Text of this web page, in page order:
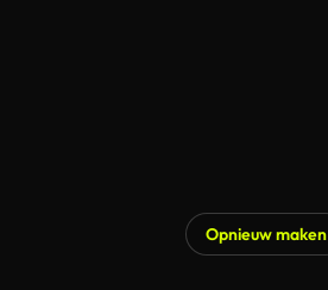
Opnieuw maken